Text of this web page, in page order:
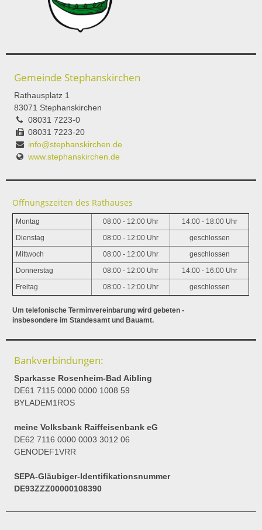
Gemeinde Stephanskirchen
Rathausplatz 1
83071 Stephanskirchen
08031 7223-0
08031 7223-20
info@stephanskirchen.de
www.stephanskirchen.de
Öffnungszeiten des Rathauses
Montag 08:00 - 12:00 Uhr 14:00 - 18:00 Uhr
Dienstag 08:00 - 12:00 Uhr geschlossen
Mittwoch 08:00 - 12:00 Uhr geschlossen
Donnerstag 08:00 - 12:00 Uhr 14:00 - 16:00 Uhr
Freitag 08:00 - 12:00 Uhr geschlossen
Um telefonische Terminvereinbarung wird gebeten -
insbesondere im Standesamt und Bauamt.
Bankverbindungen:
Sparkasse Rosenheim-Bad Aibling
DE61 7115 0000 0000 1008 59
BYLADEM1ROS
meine Volksbank Raiffeisenbank eG
DE62 7116 0000 0003 3012 06
GENODEF1VRR
SEPA-Gläubiger-Identifikationsnummer
DE93ZZZ00000108390